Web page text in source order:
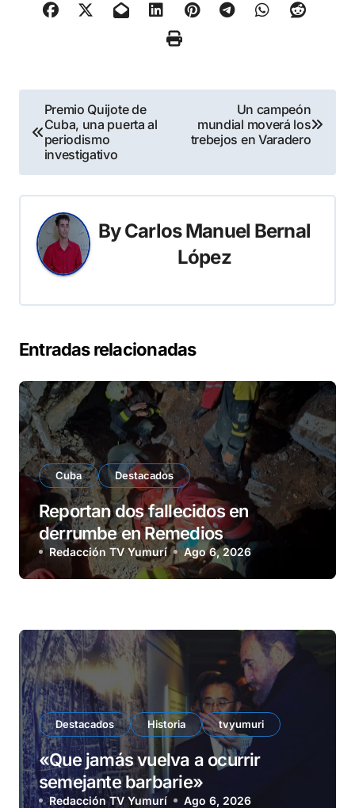
Navegación
de
entradas
Premio Quijote de
Cuba, una puerta al
periodismo
investigativo
Un campeón
mundial moverá los
trebejos en Varadero
ByCarlos Manuel Bernal
López
Entradas relacionadas
Cuba Destacados
Reportan dos fallecidos en
derrumbe en Remedios
Redacción TV Yumurí Ago 6, 2026
Destacados Historia tvyumuri
«Que jamás vuelva a ocurrir
semejante barbarie»
Redacción TV Yumurí Ago 6, 2026